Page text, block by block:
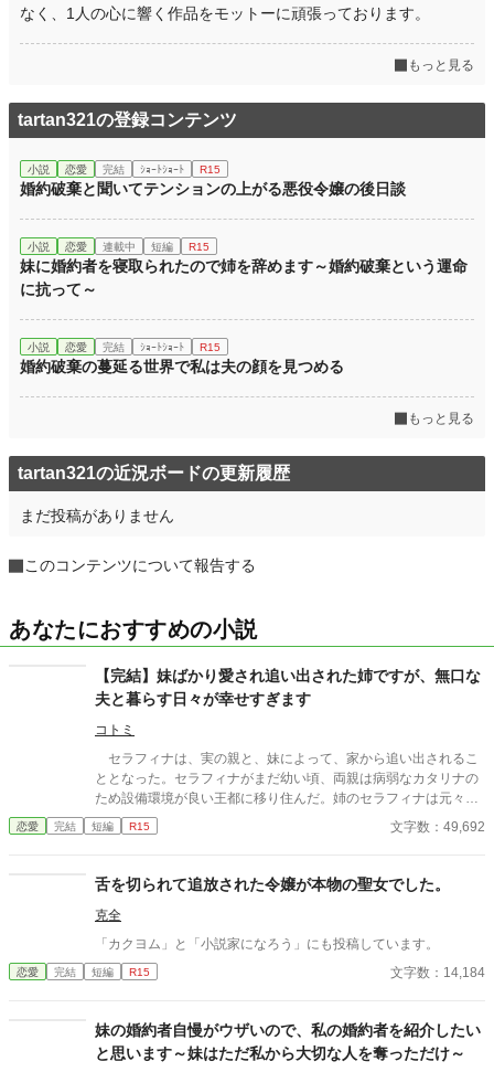
なく、1人の心に響く作品をモットーに頑張っております。
もっと見る
tartan321の登録コンテンツ
小説 恋愛 完結 ｼｮｰﾄｼｮｰﾄ R15
婚約破棄と聞いてテンションの上がる悪役令嬢の後日談
小説 恋愛 連載中 短編 R15
妹に婚約者を寝取られたので姉を辞めます～婚約破棄という運命
に抗って～
小説 恋愛 完結 ｼｮｰﾄｼｮｰﾄ R15
婚約破棄の蔓延る世界で私は夫の顔を見つめる
もっと見る
tartan321の近況ボードの更新履歴
まだ投稿がありません
このコンテンツについて報告する
あなたにおすすめの小説
【完結】妹ばかり愛され追い出された姉ですが、無口な
夫と暮らす日々が幸せすぎます
コトミ
セラフィナは、実の親と、妹によって、家から追い出されるこ
ととなった。セラフィナがまだ幼い頃、両親は病弱なカタリナの
ため設備環境が良い王都に移り住んだ。姉のセラフィナは元々両
親とともに住んでいた田舎に使用人のマーサの二人きりで暮らす
こととなった。お金のない子爵家な上にカタリナのためお金を稼
るとセラフィナだけ残されたのだ。そしてセラフィナが１９歳の
時、３人が家へ戻ってきた。その理由はカタリナの婚約が上手く
いかず王宮にいずらくなったためだ。やっと家族で暮らせると心
待ちにしていたセラフィナは帰宅した父に思いがけないことを告
とになった。すぐに荷物をまとめるんだ。一週間後には結婚式
恋愛 完結 短編 R15 文字数：49,692
舌を切られて追放された令嬢が本物の聖女でした。
克全
「カクヨム」と「小説家になろう」にも投稿しています。
恋愛 完結 短編 R15 文字数：14,184
妹の婚約者自慢がウザいので、私の婚約者を紹介したい
と思います～妹はただ私から大切な人を奪っただけ～